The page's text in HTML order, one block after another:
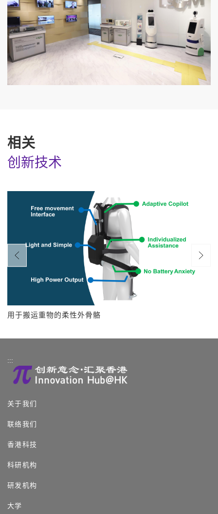
相关
创新技术
用于搬运重物的柔性外骨骼
:::
关于我们
联络我们
香港科技
科研机构
研发机构
大学